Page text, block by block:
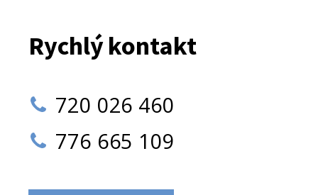
Rychlý kontakt
720 026 460
776 665 109